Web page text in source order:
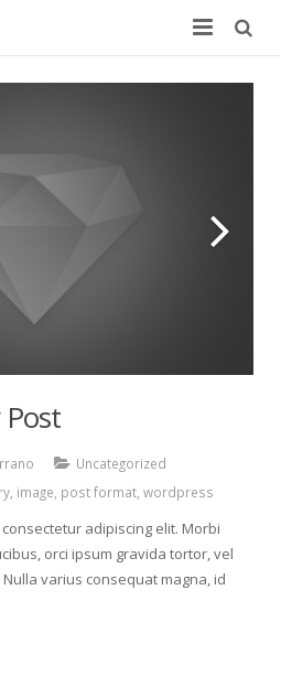
Post
Uncategorized
, image, post format, wordpress
adipiscing elit. Morbi
orci ipsum gravida tortor, vel
varius consequat magna, id